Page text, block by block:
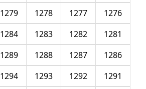
1276
1277
1278
1279
1281
1282
1283
1284
1286
1287
1288
1289
1291
1292
1293
1294